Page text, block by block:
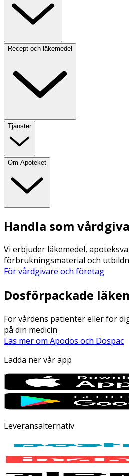
Recept och läkemedel
Tjänster
Om Apoteket
Handla som
Vi erbjuder läkemedel,
förbrukningsmaterial och
För vårdgivare och företag
Dosförpackade
För vårdens patienter eller för
på din medicin
Läs mer om Apodos och Dospac
Ladda ner vår app
Leveransalternativ